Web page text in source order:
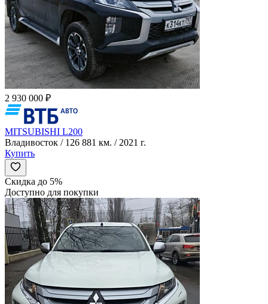
2 930 000 ₽
MITSUBISHI L200
Владивосток / 126 881 км. / 2021 г.
Купить
Скидка до 5%
Доступно для покупки